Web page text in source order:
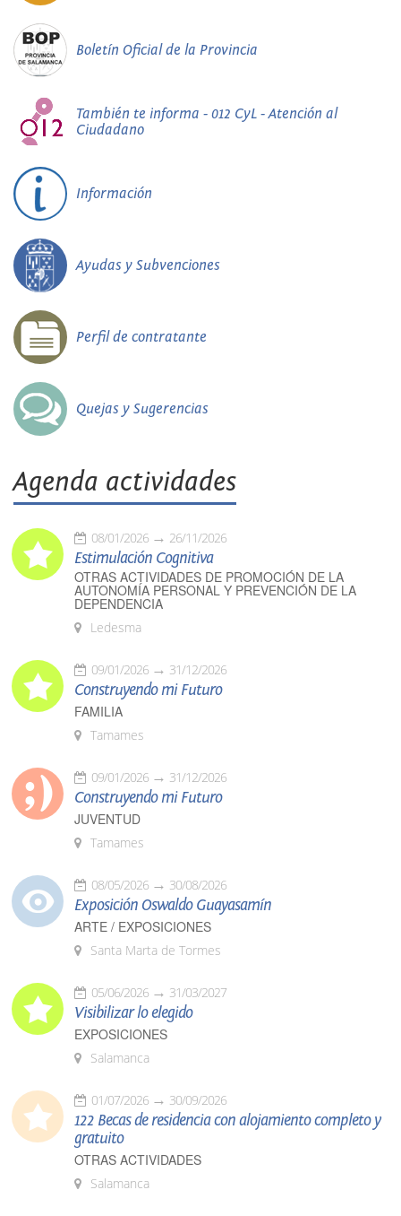
Boletín Oficial de la Provincia
También te informa - 012 CyL - Atención al
Ciudadano
Información
Ayudas y Subvenciones
Perfil de contratante
Quejas y Sugerencias
Agenda actividades
08/01/2026 26/11/2026
Estimulación Cognitiva
OTRAS ACTIVIDADES DE PROMOCIÓN DE LA
AUTONOMÍA PERSONAL Y PREVENCIÓN DE LA
DEPENDENCIA
Ledesma
09/01/2026 31/12/2026
Construyendo mi Futuro
FAMILIA
Tamames
09/01/2026 31/12/2026
Construyendo mi Futuro
JUVENTUD
Tamames
08/05/2026 30/08/2026
Exposición Oswaldo Guayasamín
ARTE / EXPOSICIONES
Santa Marta de Tormes
05/06/2026 31/03/2027
Visibilizar lo elegido
EXPOSICIONES
Salamanca
01/07/2026 30/09/2026
122 Becas de residencia con alojamiento completo y
gratuito
OTRAS ACTIVIDADES
Salamanca